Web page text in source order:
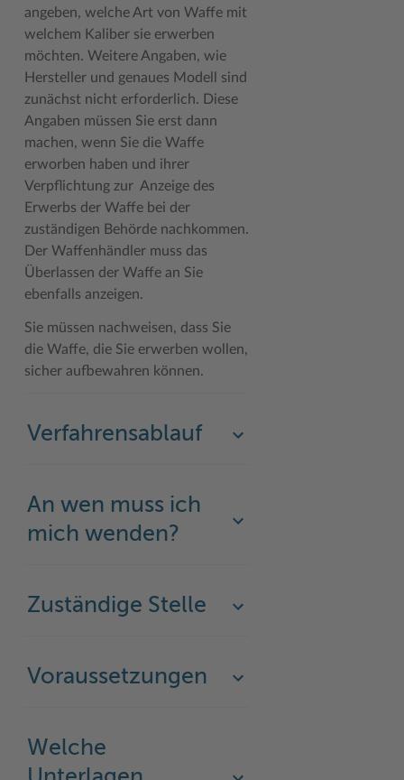
#MeinStormarn
Karrieretag
angeben, welche Art von Waffe mit
welchem Kaliber sie erwerben
möchten. Weitere Angaben, wie
Hersteller und genaues Modell sind
zunächst nicht erforderlich. Diese
Angaben müssen Sie erst dann
machen, wenn Sie die Waffe
erworben haben und ihrer
Verpflichtung zur Anzeige des
Erwerbs der Waffe bei der
zuständigen Behörde nachkommen.
Der Waffenhändler muss das
Überlassen der Waffe an Sie
ebenfalls anzeigen.
Sie müssen nachweisen, dass Sie
die Waffe, die Sie erwerben wollen,
sicher aufbewahren können.
Verfahrensablauf
An wen muss ich
mich wenden?
Zuständige Stelle
Voraussetzungen
Welche